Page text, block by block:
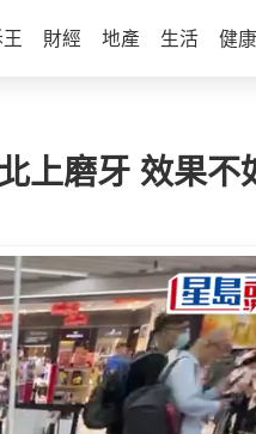
財經 地產 生活 健康
上磨牙 效果不